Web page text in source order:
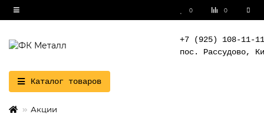
0 0
+7 (925) 108-11-11
пос. Рассудово,
Каталог товаров
Акции